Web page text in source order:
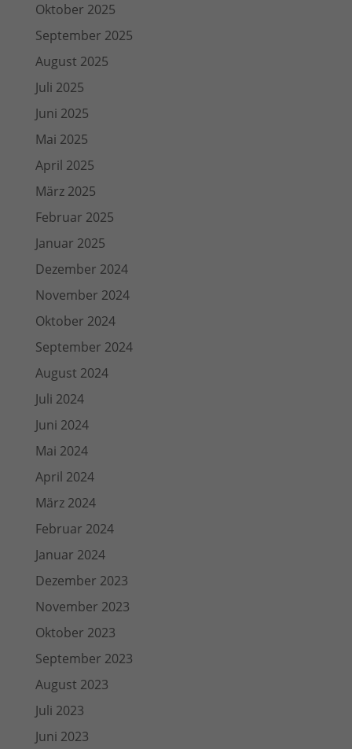
Oktober 2025
September 2025
August 2025
Juli 2025
Juni 2025
Mai 2025
April 2025
März 2025
Februar 2025
Januar 2025
Dezember 2024
November 2024
Oktober 2024
September 2024
August 2024
Juli 2024
Juni 2024
Mai 2024
April 2024
März 2024
Februar 2024
Januar 2024
Dezember 2023
November 2023
Oktober 2023
September 2023
August 2023
Juli 2023
Juni 2023